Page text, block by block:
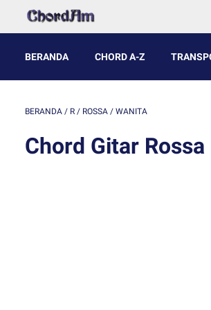
BERANDA CHORD A-Z
BERANDA / R / ROSSA / WANITA
Chord Gitar